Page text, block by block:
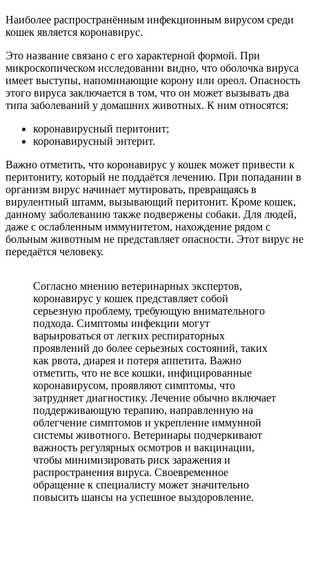
Наиболее распространённым инфекционным вирусом среди
кошек является коронавирус.
Это название связано с его характерной формой. При
микроскопическом исследовании видно, что оболочка вируса
имеет выступы, напоминающие корону или ореол. Опасность
этого вируса заключается в том, что он может вызывать два
типа заболеваний у домашних животных. К ним относятся:
коронавирусный перитонит;
коронавирусный энтерит.
Важно отметить, что коронавирус у кошек может привести к
перитониту, который не поддаётся лечению. При попадании в
организм вирус начинает мутировать, превращаясь в
вирулентный штамм, вызывающий перитонит. Кроме кошек,
данному заболеванию также подвержены собаки. Для людей,
даже с ослабленным иммунитетом, нахождение рядом с
больным животным не представляет опасности. Этот вирус не
передаётся человеку.
Согласно мнению ветеринарных экспертов,
коронавирус у кошек представляет собой
серьезную проблему, требующую внимательного
подхода. Симптомы инфекции могут
варьироваться от легких респираторных
проявлений до более серьезных состояний, таких
как рвота, диарея и потеря аппетита. Важно
отметить, что не все кошки, инфицированные
коронавирусом, проявляют симптомы, что
затрудняет диагностику. Лечение обычно включает
поддерживающую терапию, направленную на
облегчение симптомов и укрепление иммунной
системы животного. Ветеринары подчеркивают
важность регулярных осмотров и вакцинации,
чтобы минимизировать риск заражения и
распространения вируса. Своевременное
обращение к специалисту может значительно
повысить шансы на успешное выздоровление.